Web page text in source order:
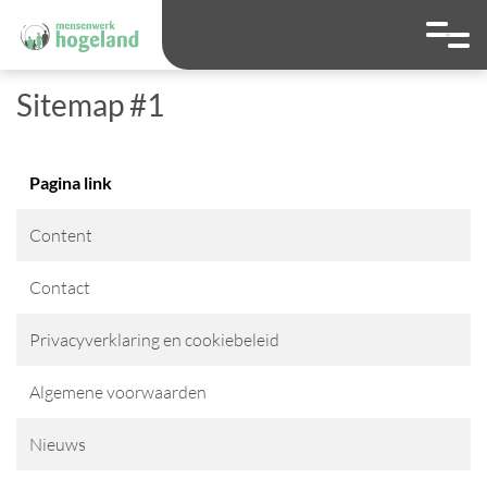
Hoog contrast
Ga naar
Sitemap #1
Pagina link
Content
Contact
Privacyverklaring en cookiebeleid
Algemene voorwaarden
Nieuws